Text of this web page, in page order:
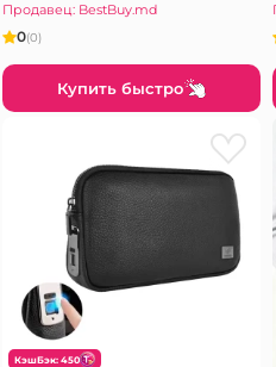
Продавец: BestBuy.md
0(0)
Купить быстро
КэшБэк: 450